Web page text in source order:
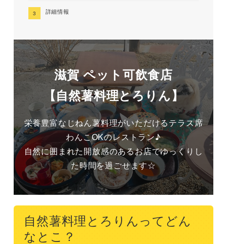
詳細情報
滋賀 ペット可飲食店
【自然薯料理とろりん】
栄養豊富なじねん薯料理がいただけるテラス席
わんこOKのレストラン♪
自然に囲まれた開放感のあるお店でゆっくりし
た時間を過ごせます☆
自然薯料理とろりんってどん
なとこ？